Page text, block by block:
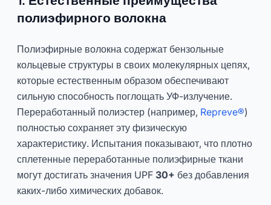
полиэфирного волокна
Полиэфирные волокна содержат бензольные
кольцевые структуры в своих молекулярных цепях,
которые естественным образом обеспечивают
сильную способность поглощать УФ-излучение.
Переработанный полиэстер (например, Repreve®)
полностью сохраняет эту физическую
характеристику. Испытания показывают, что плотно
сплетенные переработанные полиэфирные ткани
могут достигать значения UPF 30+ без добавления
каких-либо химических добавок.